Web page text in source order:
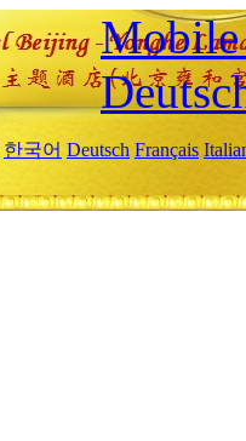
Mobile
한국어 Deutsch Français